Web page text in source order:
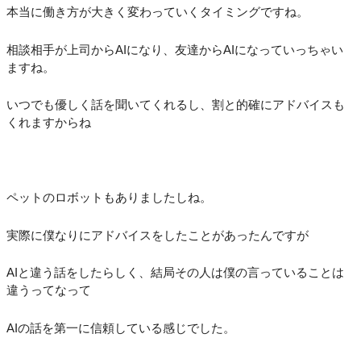
本当に働き方が大きく変わっていくタイミングですね。
相談相手が上司からAIになり、友達からAIになっていっちゃい
ますね。
いつでも優しく話を聞いてくれるし、割と的確にアドバイスも
くれますからね
ペットのロボットもありましたしね。
実際に僕なりにアドバイスをしたことがあったんですが
AIと違う話をしたらしく、結局その人は僕の言っていることは
違うってなって
AIの話を第一に信頼している感じでした。